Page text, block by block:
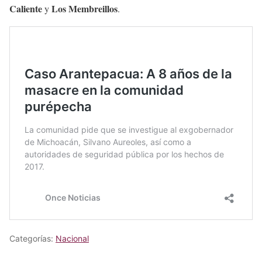
CalienteyLos Membreillos.
Categorías: Nacional